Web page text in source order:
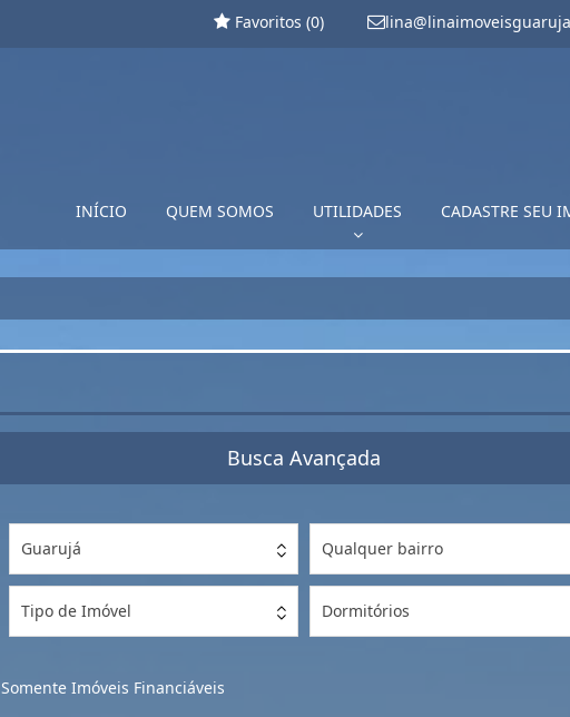
Favoritos (0)
INÍCIO QUEM SOMOS UTILIDADES CADASTRE SEU
Busca Avançada
Guarujá Qualquer bairro
Tipo de Imóvel Dormitórios
Somente Imóveis Financiáveis